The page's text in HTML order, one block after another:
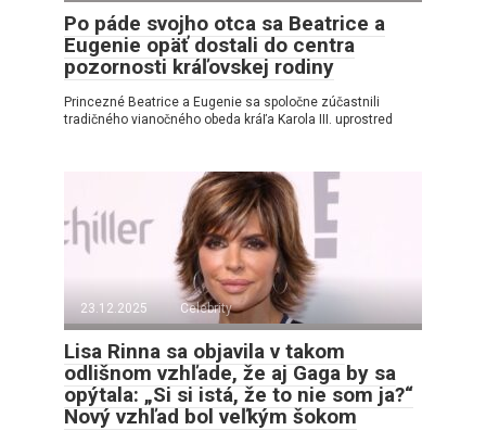
Po páde svojho otca sa Beatrice a
Eugenie opäť dostali do centra
pozornosti kráľovskej rodiny
Princezné Beatrice a Eugenie sa spoločne zúčastnili
tradičného vianočného obeda kráľa Karola III. uprostred
23.12.2025 Celebrity
Lisa Rinna sa objavila v takom
odlišnom vzhľade, že aj Gaga by sa
opýtala: „Si si istá, že to nie som ja?“
Nový vzhľad bol veľkým šokom